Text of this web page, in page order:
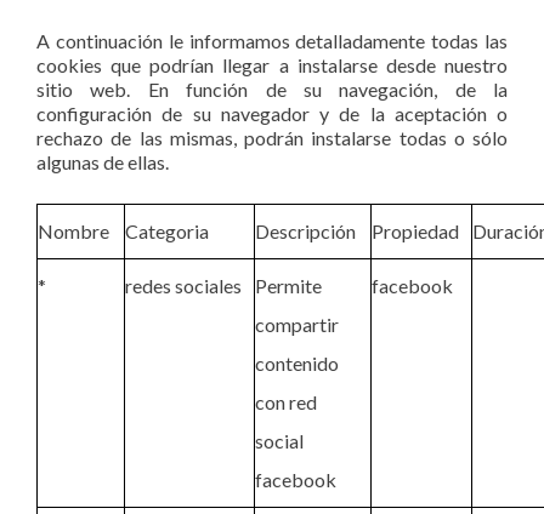
A continuación le informamos detalladamente todas las
cookies que podrían llegar a instalarse desde nuestro
sitio web. En función de su navegación, de la
configuración de su navegador y de la aceptación o
rechazo de las mismas, podrán instalarse todas o sólo
algunas de ellas.
Nombre Categoria Descripción Propiedad
* redes sociales
Permite
compartir
contenido
con red
social
facebook
facebook